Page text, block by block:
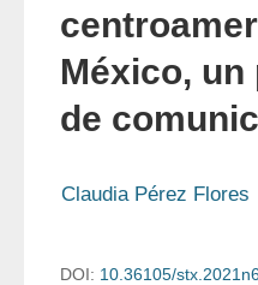
México, un
de
Claudia Pérez Flores
DOI: 10.36105/